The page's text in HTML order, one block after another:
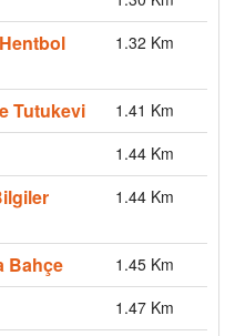
1.32 Km
Tutukevi 1.41 Km
1.44 Km
1.44 Km
Bahçe 1.45 Km
1.47 Km